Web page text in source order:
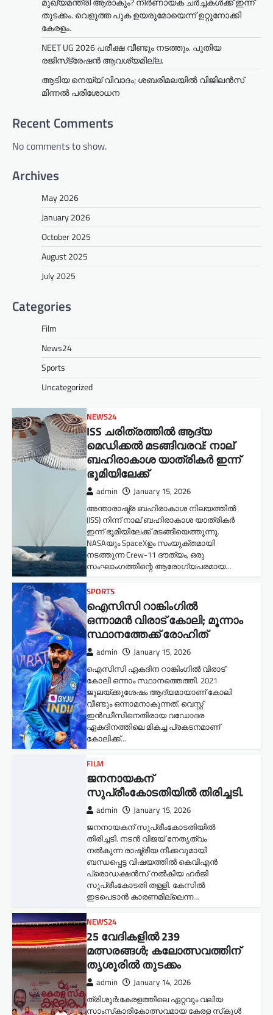
തുടക്കം. വെളുത്ത പുക ഉയരുമോയെന്ന് ഉറ്റുനോക്കി
കേരളം.
NEET UG 2026 പരീക്ഷ വീണ്ടും നടത്തും. പുതിയ
രജിസ്‌ട്രേഷൻ ആവശ്യമില്ല.
ആടിയ നെയ്യ് വിവാദം; ശബരിമലയില്‍ വിജിലന്‍സ്
മിന്നല്‍ പരിശോധന
Recent Comments
No comments to show.
Archives
May 2026
January 2026
October 2025
August 2025
July 2025
Categories
Film
News24
Sports
Uncategorized
NEWS24
ISS ചരിത്രത്തിൽ ആദ്യ
മെഡിക്കൽ മടങ്ങിവരവ്: നാല്
ബഹിരാകാശ യാത്രികർ ഇന്ന്
ഭൂമിയിലേക്ക്
admin January 15, 2026
അന്താരാഷ്ട്ര ബഹിരാകാശ നിലയത്തിൽ
(ISS) നിന്ന് നാല് ബഹിരാകാശ യാത്രികർ
ഇന്ന് ഭൂമിയിലേക്ക് മടങ്ങിയെത്തുന്നു.
NASAയും SpaceXഉം സംയുക്തമായി
നടത്തുന്ന Crew-11 ദൗത്യം, ഒരു
സംഘാംഗത്തിന്റെ ആരോഗ്യപരമായ…
SPORTS
ഐസിസി റാങ്കിംഗിൽ
ഒന്നാമൻ വിരാട് കോലി; മൂന്നാം
സ്ഥാനത്തേക്ക് രോഹിത്
admin January 15, 2026
ഐസിസി ഏകദിന റാങ്കിംഗിൽ വിരാട്
കോലി ഒന്നാം സ്ഥാനത്തെത്തി. 2021
ജൂലയ്ക്കുശേഷം ആദ്യമായാണ് കോലി
വീണ്ടും ഒന്നാമനാകുന്നത്. വെസ്റ്റ്
ഇൻഡീസിനെതിരായ വഡോദര
ഏകദിനത്തിലെ മികച്ച പ്രകടനമാണ്
കോലിക്ക്…
FILM
ജനനായകന്
സുപ്രീംകോടതിയില്‍ തിരിച്ചടി.
admin January 15, 2026
ജനനായകന് സുപ്രീംകോടതിയില്‍
തിരിച്ചടി. നടൻ വിജയ് നേതൃത്വം
നൽകുന്ന രാഷ്ട്രീയ നീക്കവുമായി
ബന്ധപ്പെട്ട വിഷയത്തിൽ കെവിഎൻ
പ്രൊഡക്ഷൻസ് നൽകിയ ഹർജി
സുപ്രീംകോടതി തള്ളി. കേസിൽ
ഇടപെടാൻ കാരണമില്ലെന്ന…
NEWS24
25 വേദികളിൽ 239
മത്സരങ്ങൾ; കലോത്സവത്തിന്
തൃശൂരിൽ തുടക്കം
admin January 14, 2026
ത്രിശൂർ:കേരളത്തിലെ ഏറ്റവും വലിയ
സാംസ്‌കാരികോത്സവമായ കേരള സ്‌കൂൾ